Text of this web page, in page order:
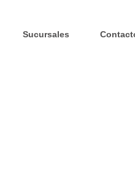
Sucursales